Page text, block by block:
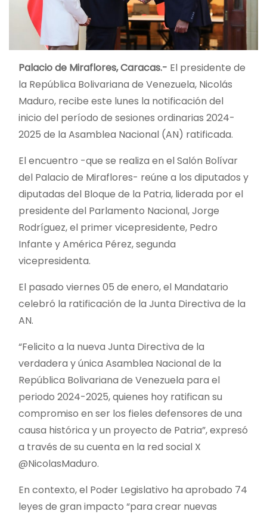
Palacio de Miraflores, Caracas.- El presidente de
la República Bolivariana de Venezuela, Nicolás
Maduro, recibe este lunes la notificación del
inicio del período de sesiones ordinarias 2024-
2025 de la Asamblea Nacional (AN) ratificada.
El encuentro -que se realiza en el Salón Bolívar
del Palacio de Miraflores- reúne a los diputados y
diputadas del Bloque de la Patria, liderada por el
presidente del Parlamento Nacional, Jorge
Rodríguez, el primer vicepresidente, Pedro
Infante y América Pérez, segunda
vicepresidenta.
El pasado viernes 05 de enero, el Mandatario
celebró la ratificación de la Junta Directiva de la
AN.
“Felicito a la nueva Junta Directiva de la
verdadera y única Asamblea Nacional de la
República Bolivariana de Venezuela para el
periodo 2024-2025, quienes hoy ratifican su
compromiso en ser los fieles defensores de una
causa histórica y un proyecto de Patria”, expresó
a través de su cuenta en la red social X
@NicolasMaduro.
En contexto, el Poder Legislativo ha aprobado 74
leyes de gran impacto “para crear nuevas